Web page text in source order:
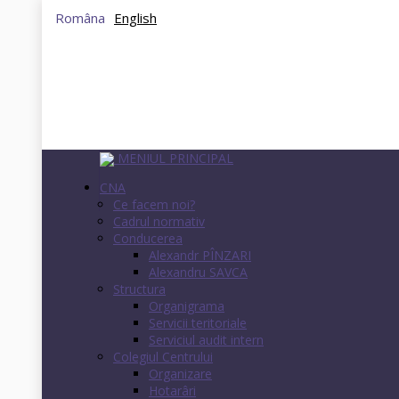
Româna English
MENIUL PRINCIPAL
CNA
Ce facem noi?
Cadrul normativ
Conducerea
Alexandr PÎNZARI
Alexandru SAVCA
Structura
Organigrama
Servicii teritoriale
Serviciul audit intern
Colegiul Centrului
Organizare
Hotarâri